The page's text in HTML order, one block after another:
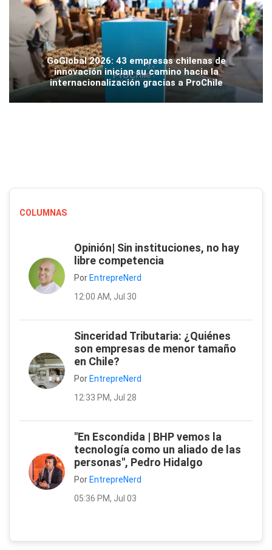
GoGlobal 2026: 43 empresas chilenas de
innovación inician su camino hacia la
internacionalización gracias a ProChile
COLUMNAS
Opinión| Sin instituciones, no hay
libre competencia
Por EntrepreNerd
12:00 AM, Jul 30
Sinceridad Tributaria: ¿Quiénes
son empresas de menor tamaño
en Chile?
Por EntrepreNerd
12:33 PM, Jul 28
"En Escondida | BHP vemos la
tecnología como un aliado de las
personas", Pedro Hidalgo
Por EntrepreNerd
05:36 PM, Jul 03